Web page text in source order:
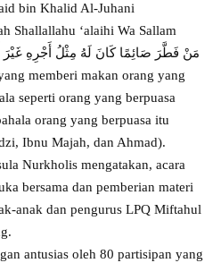
bin Khalid Al-Juhani
Shallallahu ‘alaihi Wa Sallam
seperti orang yang berpuasa
orang yang berpuasa itu
Ibnu Majah, dan Ahmad).
Nurkholis mengatakan, acara
bersama dan pemberian materi
anak dan pengurus LPQ Miftahul
antusias oleh 80 partisipan yang